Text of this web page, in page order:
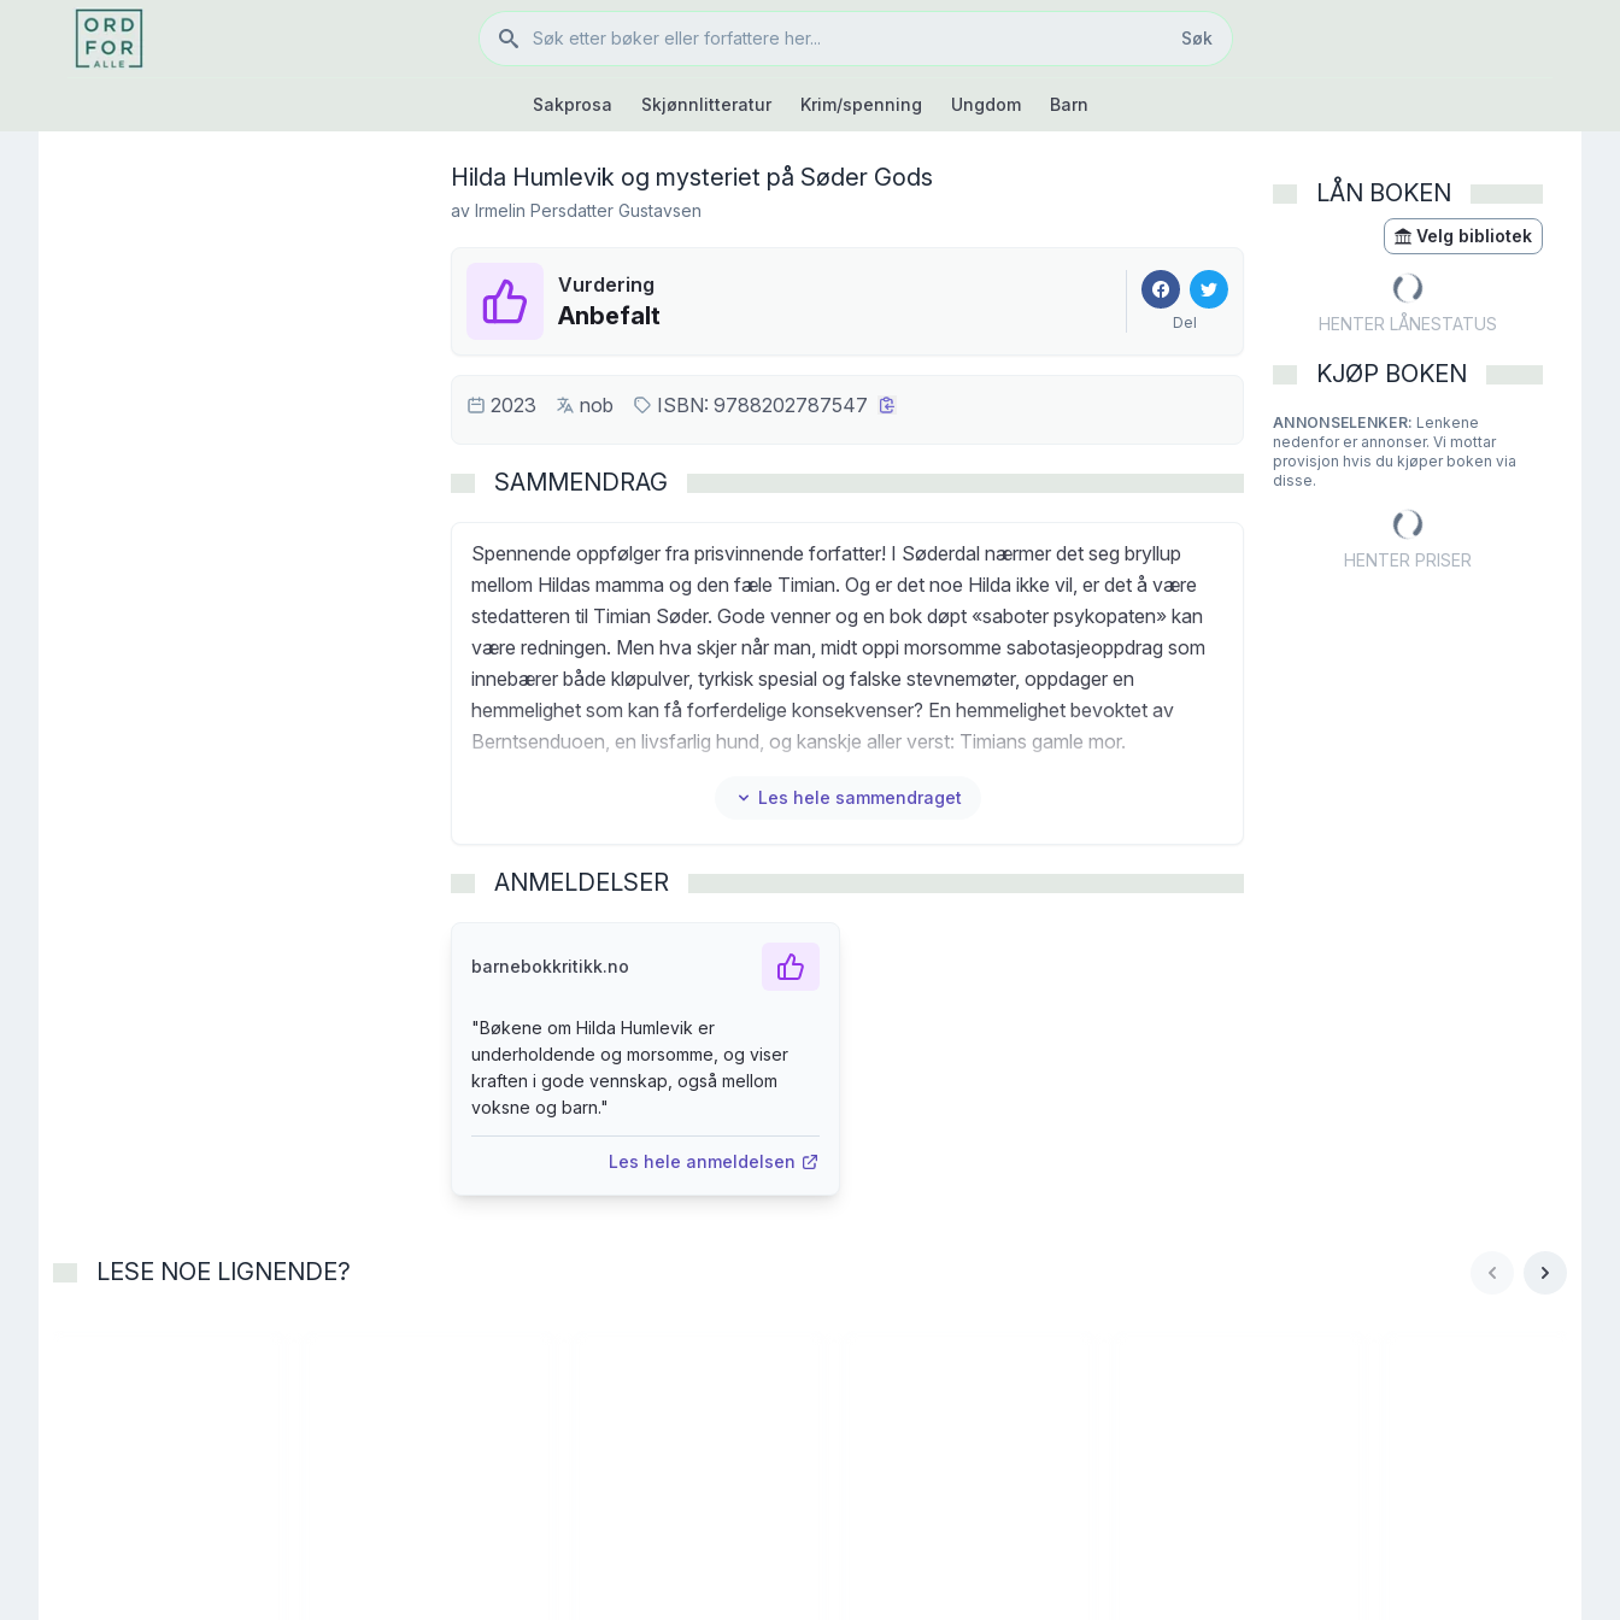
Søk
Søk
Sakprosa Skjønnlitteratur Krim/spenning Ungdom Barn
Hilda Humlevik og mysteriet på Søder Gods
av Irmelin Persdatter Gustavsen
Vurdering
Anbefalt Del
2023 nob ISBN: 9788202787547
SAMMENDRAG
Spennende oppfølger fra prisvinnende forfatter! I Søderdal nærmer det seg bryllup
mellom Hildas mamma og den fæle Timian. Og er det noe Hilda ikke vil, er det å være
stedatteren til Timian Søder. Gode venner og en bok døpt «saboter psykopaten» kan
være redningen. Men hva skjer når man, midt oppi morsomme sabotasjeoppdrag som
innebærer både kløpulver, tyrkisk spesial og falske stevnemøter, oppdager en
hemmelighet som kan få forferdelige konsekvenser? En hemmelighet bevoktet av
Berntsenduoen, en livsfarlig hund, og kanskje aller verst: Timians gamle mor.
Les hele sammendraget
ANMELDELSER
barnebokkritikk.no
"Bøkene om Hilda Humlevik er
underholdende og morsomme, og viser
kraften i gode vennskap, også mellom
voksne og barn."
Les hele anmeldelsen
LÅN BOKEN
Velg bibliotek
HENTER LÅNESTATUS
KJØP BOKEN
ANNONSELENKER: Lenkene
nedenfor er annonser. Vi mottar
provisjon hvis du kjøper boken via
disse.
HENTER PRISER
LESE NOE LIGNENDE?